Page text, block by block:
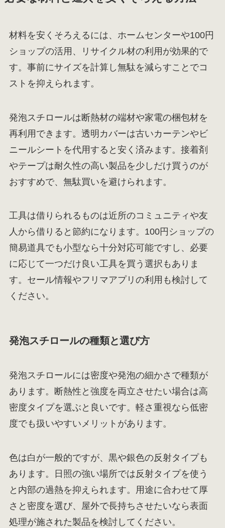
材料を安くそろえるには、ホームセンターや100円
ショップの活用、リサイクル材の利用が効果的で
す。事前にサイズを計算し無駄を減らすことでコ
ストを抑えられます。
発泡スチロールは断熱材の端材や家電の梱包材を
再利用できます。透明カバーは古いカーテンやビ
ニールシートを代用すると安く済みます。接着剤
やテープは耐久性の高い製品を少しだけ買うのが
おすすめで、無駄買いを避けられます。
工具は借りられるものは近所のコミュニティや友
人から借りると節約になります。100円ショップの
簡易道具でも小型なら十分対応可能ですし、必要
に応じて一つだけ良い工具を買う選択もありま
す。セール情報やフリマアプリの利用も検討して
ください。
発泡スチロールの種類と選び方
発泡スチロールには密度や発泡の細かさで種類が
あります。断熱性と強度を両立させたい場合は高
密度タイプを選ぶと良いです。軽さ重視なら低密
度でも扱いやすいメリットがあります。
色は白が一般的ですが、黒や銀色の反射タイプも
あります。日照の強い場所では反射タイプを使う
と内部の過熱を抑えられます。用途に合わせて厚
さと密度を選び、屋外で長持ちさせたいなら表面
処理が施された製品を検討してください。